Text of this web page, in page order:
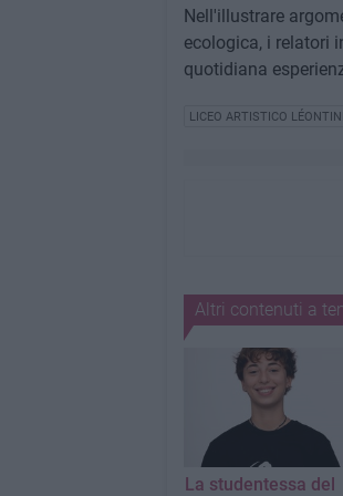
Nell'illustrare
ecologica, i relatori
quotidiana
LICEO ARTISTICO
Altri contenuti a
La studentessa del